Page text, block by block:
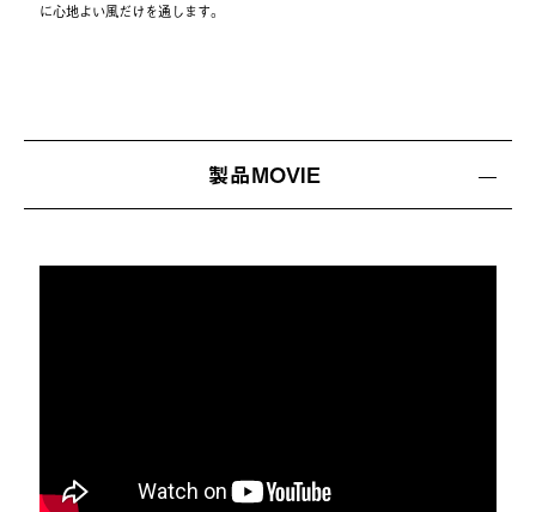
に心地よい風だけを通します。
製品MOVIE